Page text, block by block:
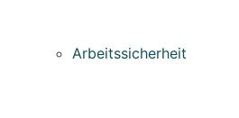
Arbeitssicherheit